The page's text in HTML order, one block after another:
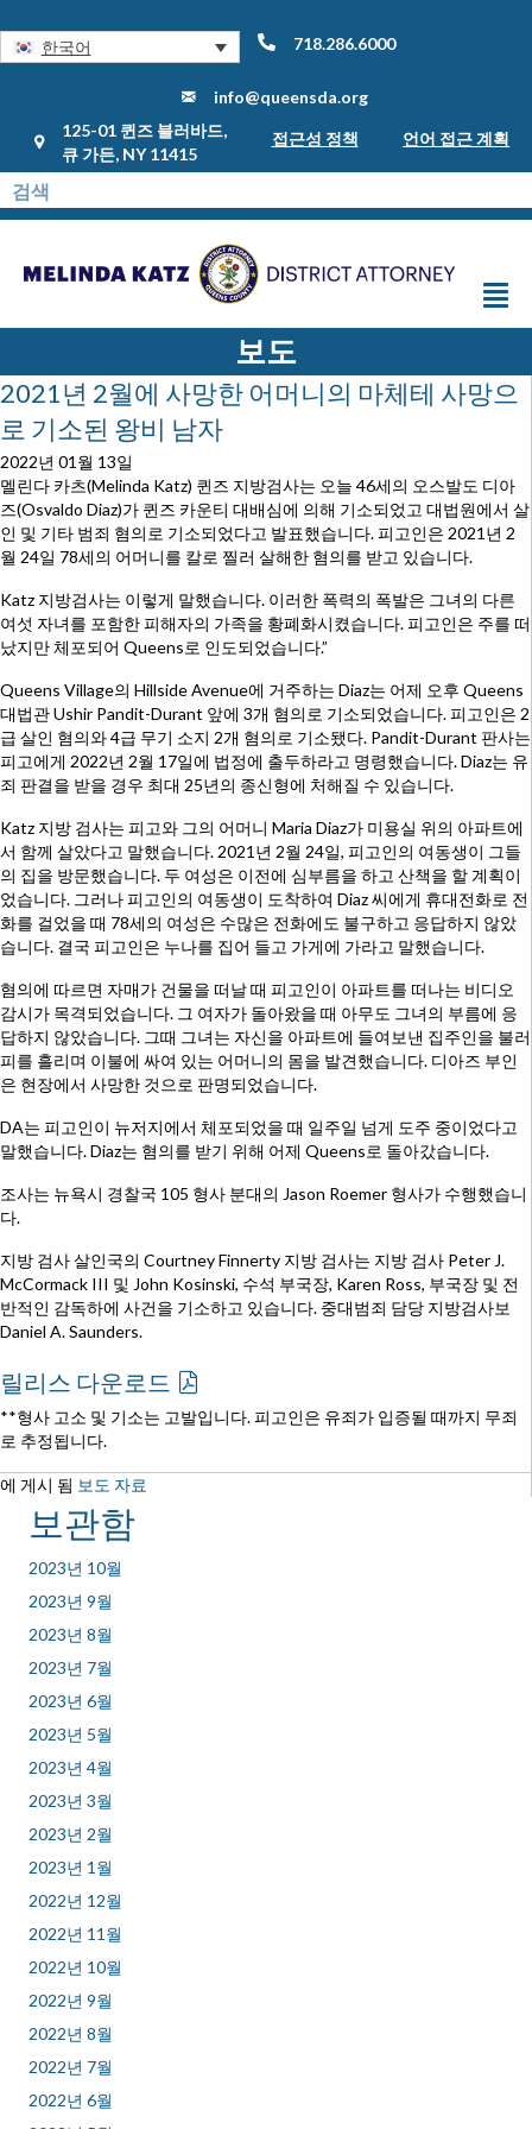
한국어 718.286.6000
info@queensda.org
125-01 퀸즈 블러바드,
큐 가든, NY 11415
접근성 정책 언어 접근 계획
보도
2021년 2월에 사망한 어머니의 마체테 사망으
로 기소된 왕비 남자
2022년 01월 13일
멜린다 카츠(Melinda Katz) 퀸즈 지방검사는 오늘 46세의 오스발도 디아
즈(Osvaldo Diaz)가 퀸즈 카운티 대배심에 의해 기소되었고 대법원에서 살
인 및 기타 범죄 혐의로 기소되었다고 발표했습니다. 피고인은 2021년 2
월 24일 78세의 어머니를 칼로 찔러 살해한 혐의를 받고 있습니다.
Katz 지방검사는 이렇게 말했습니다. 이러한 폭력의 폭발은 그녀의 다른
여섯 자녀를 포함한 피해자의 가족을 황폐화시켰습니다. 피고인은 주를 떠
났지만 체포되어 Queens로 인도되었습니다.”
Queens Village의 Hillside Avenue에 거주하는 Diaz는 어제 오후 Queens
대법관 Ushir Pandit-Durant 앞에 3개 혐의로 기소되었습니다. 피고인은 2
급 살인 혐의와 4급 무기 소지 2개 혐의로 기소됐다. Pandit-Durant 판사는
피고에게 2022년 2월 17일에 법정에 출두하라고 명령했습니다. Diaz는 유
죄 판결을 받을 경우 최대 25년의 종신형에 처해질 수 있습니다.
Katz 지방 검사는 피고와 그의 어머니 Maria Diaz가 미용실 위의 아파트에
서 함께 살았다고 말했습니다. 2021년 2월 24일, 피고인의 여동생이 그들
의 집을 방문했습니다. 두 여성은 이전에 심부름을 하고 산책을 할 계획이
었습니다. 그러나 피고인의 여동생이 도착하여 Diaz 씨에게 휴대전화로 전
화를 걸었을 때 78세의 여성은 수많은 전화에도 불구하고 응답하지 않았
습니다. 결국 피고인은 누나를 집어 들고 가게에 가라고 말했습니다.
혐의에 따르면 자매가 건물을 떠날 때 피고인이 아파트를 떠나는 비디오
감시가 목격되었습니다. 그 여자가 돌아왔을 때 아무도 그녀의 부름에 응
답하지 않았습니다. 그때 그녀는 자신을 아파트에 들여보낸 집주인을 불러
피를 흘리며 이불에 싸여 있는 어머니의 몸을 발견했습니다. 디아즈 부인
은 현장에서 사망한 것으로 판명되었습니다.
DA는 피고인이 뉴저지에서 체포되었을 때 일주일 넘게 도주 중이었다고
말했습니다. Diaz는 혐의를 받기 위해 어제 Queens로 돌아갔습니다.
조사는 뉴욕시 경찰국 105 형사 분대의 Jason Roemer 형사가 수행했습니
다.
지방 검사 살인국의 Courtney Finnerty 지방 검사는 지방 검사 Peter J.
McCormack III 및 John Kosinski, 수석 부국장, Karen Ross, 부국장 및 전
반적인 감독하에 사건을 기소하고 있습니다. 중대범죄 담당 지방검사보
Daniel A. Saunders.
릴리스 다운로드
**형사 고소 및 기소는 고발입니다. 피고인은 유죄가 입증될 때까지 무죄
로 추정됩니다.
에 게시 됨 보도 자료
보관함
2023년 10월
2023년 9월
2023년 8월
2023년 7월
2023년 6월
2023년 5월
2023년 4월
2023년 3월
2023년 2월
2023년 1월
2022년 12월
2022년 11월
2022년 10월
2022년 9월
2022년 8월
2022년 7월
2022년 6월